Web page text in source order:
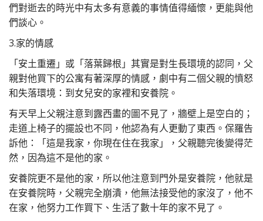
們對逝去的時光中有太多有意義的事情值得緬懷，更能與他
們談心。
3.家的情感
「安土重遷」或「落葉歸根」其實是對生長環境的認同，父
親對他買下的公寓有著深厚的情感，劇中有二個父親的憤怒
和失落環境：到女兒安的家裡和安養院。
有天早上父親注意到露西畫的圖不見了，牆壁上是空白的；
走道上椅子的擺設也不同，他認為有人更動了東西。保羅告
訴他：「這是我家，你現在住在我家」，父親聽完後變得茫
然，因為這不是他的家。
安養院更不是他的家，所以他注意到門外是安養院，他就是
在安養院時，父親完全崩潰，他無法接受他的家沒了，他不
在家，他努力工作買下、生活了數十年的家不見了。